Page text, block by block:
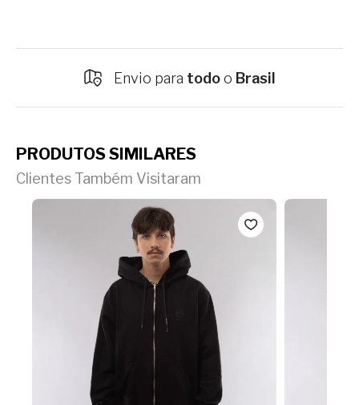
Envio para todoo Brasil
PRODUTOS SIMILARES
Clientes Também Visitaram